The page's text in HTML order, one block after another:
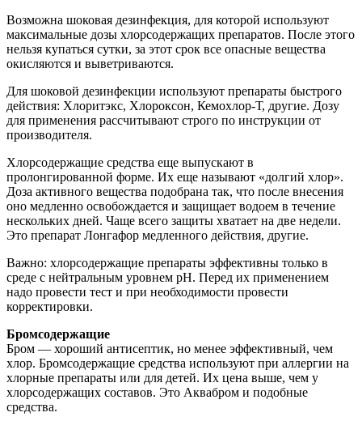
Возможна шоковая дезинфекция, для которой используют
максимальные дозы хлорсодержащих препаратов. После этого
нельзя купаться сутки, за этот срок все опасные вещества
окисляются и выветриваются.
Для шоковой дезинфекции используют препараты быстрого
действия: Хлоритэкс, Хлороксон, Кемохлор-Т, другие. Дозу
для применения рассчитывают строго по инструкции от
производителя.
Хлорсодержащие средства еще выпускают в
пролонгированной форме. Их еще называют «долгий хлор».
Доза активного вещества подобрана так, что после внесения
оно медленно освобождается и защищает водоем в течение
нескольких дней. Чаще всего защиты хватает на две недели.
Это препарат Лонгафор медленного действия, другие.
Важно: хлорсодержащие препараты эффективны только в
среде с нейтральным уровнем рН. Перед их применением
надо провести тест и при необходимости провести
корректировки.
Бромсодержащие
Бром — хороший антисептик, но менее эффективный, чем
хлор. Бромсодержащие средства используют при аллергии на
хлорные препараты или для детей. Их цена выше, чем у
хлорсодержащих составов. Это Аквабром и подобные
средства.